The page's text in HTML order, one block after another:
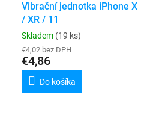
Vibrační jednotka iPhone X
/ XR / 11
Skladem (19 ks)
€4,02 bez DPH
€4,86
Do košíka